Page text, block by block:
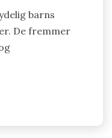
barns
De fremmer